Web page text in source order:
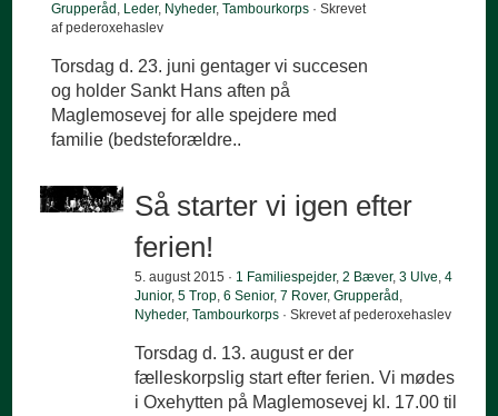
Grupperåd , Leder, Nyheder,Tambourkorps · Skrevet
af pederoxehaslev
Torsdag d. 23. juni gentager vi succesen
og holder Sankt Hans aften på
Maglemosevej for alle spejdere med
familie (bedsteforældre..
Så starter vi igen efter
ferien!
5. august 2015 · 1 Familiespejder,2 Bæver,3 Ulve,4
Junior,5 Trop,6 Senior,7 Rover,Grupperåd ,
Nyheder,Tambourkorps · Skrevet af pederoxehaslev
Torsdag d. 13. august er der
fælleskorpslig start efter ferien. Vi mødes
i Oxehytten på Maglemosevej kl. 17.00 til